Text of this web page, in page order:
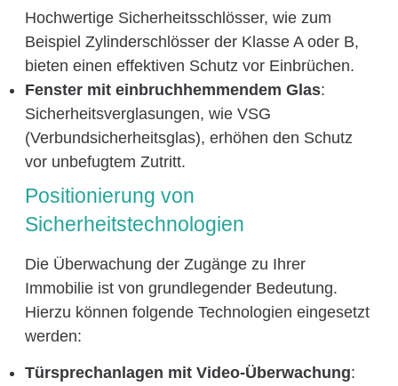
Hochwertige Sicherheitsschlösser, wie zum
Beispiel Zylinderschlösser der Klasse A oder B,
bieten einen effektiven Schutz vor Einbrüchen.
Fenster mit einbruchhemmendem Glas:
Sicherheitsverglasungen, wie VSG
(Verbundsicherheitsglas), erhöhen den Schutz
vor unbefugtem Zutritt.
Positionierung von
Sicherheitstechnologien
Die Überwachung der Zugänge zu Ihrer
Immobilie ist von grundlegender Bedeutung.
Hierzu können folgende Technologien eingesetzt
werden:
Türsprechanlagen mit Video-Überwachung: